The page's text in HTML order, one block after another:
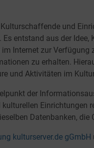
und
entstand aus der
Internet zur
zu erhalten.
und Aktivitäten im
der
Einrichtungen
Datenbanken, die
kulturserver.de gGmbH